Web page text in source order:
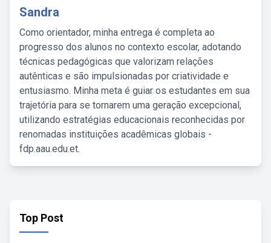
Sandra
Como orientador, minha entrega é completa ao
progresso dos alunos no contexto escolar, adotando
técnicas pedagógicas que valorizam relações
autênticas e são impulsionadas por criatividade e
entusiasmo. Minha meta é guiar os estudantes em sua
trajetória para se tornarem uma geração excepcional,
utilizando estratégias educacionais reconhecidas por
renomadas instituições acadêmicas globais -
fdp.aau.edu.et.
Top Post